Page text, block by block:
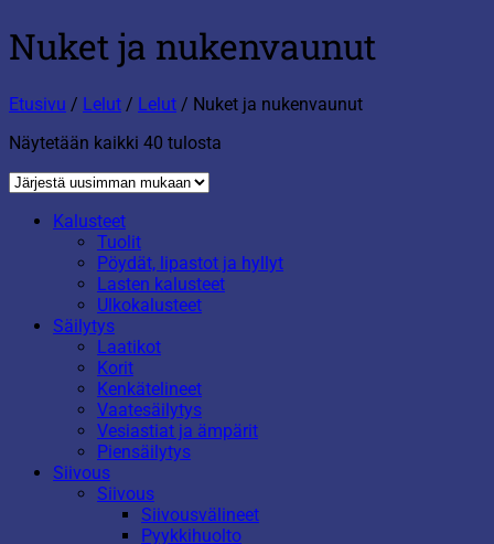
Nuket ja nukenvaunut
Etusivu / Lelut / Lelut / Nuket ja nukenvaunut
Näytetään kaikki 40 tulosta
Kalusteet
Tuolit
Pöydät, lipastot ja hyllyt
Lasten kalusteet
Ulkokalusteet
Säilytys
Laatikot
Korit
Kenkätelineet
Vaatesäilytys
Vesiastiat ja ämpärit
Piensäilytys
Siivous
Siivous
Siivousvälineet
Pyykkihuolto